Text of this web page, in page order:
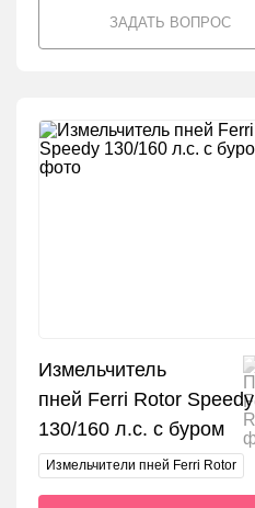
ЗАДАТЬ ВОПРОС
Измельчитель
пней Ferri Rotor Speedy
130/160 л.с. с буром
Измельчители пней Ferri Rotor